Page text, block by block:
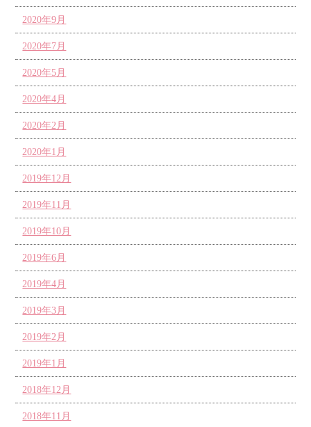
2020年9月
2020年7月
2020年5月
2020年4月
2020年2月
2020年1月
2019年12月
2019年11月
2019年10月
2019年6月
2019年4月
2019年3月
2019年2月
2019年1月
2018年12月
2018年11月